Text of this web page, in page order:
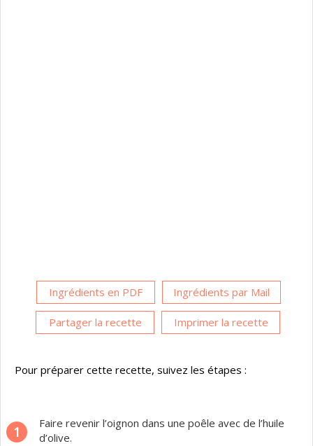
Ingrédients en PDF Ingrédients par Mail
Partager la recette Imprimer la recette
Pour préparer cette recette, suivez les étapes :
1
Faire revenir l’oignon dans une poêle avec de l’huile
d’olive.